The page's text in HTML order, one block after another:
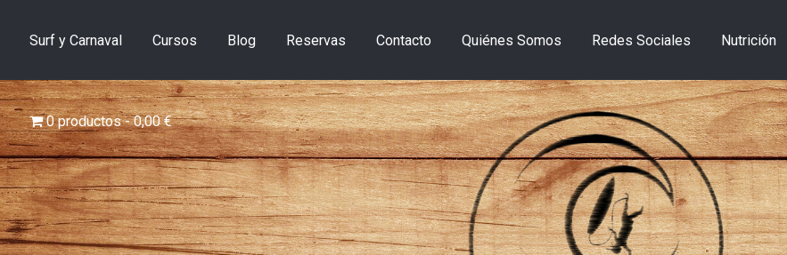
Surf y Carnaval Cursos Blog Reservas Contacto Quiénes Somos Redes Sociales Nutrición
0 productos 0,00 €
0 productos 0,00 €